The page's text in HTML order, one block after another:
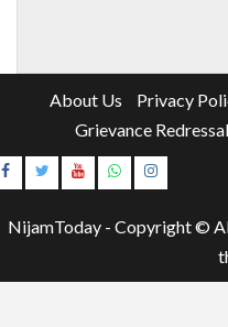
About Us Privacy
Grievance
Instagram
NijamToday - Copyright ©